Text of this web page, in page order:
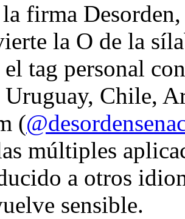
firma
la O de la
tag personal
Uruguay, Chile,
(
múltiples
a otros
sensible.